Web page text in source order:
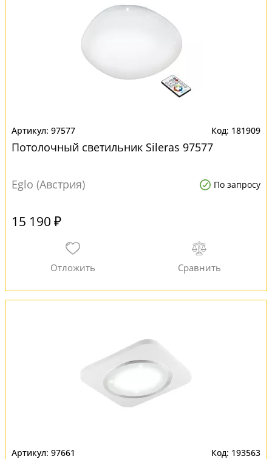
97577 181909
Потолочный светильник Sileras 97577
Eglo (Австрия) По запросу
15 190 ₽
97661 193563